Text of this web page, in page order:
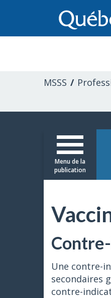
au
contenu
MSSS
Menu de la
publication
Une contre-
secondaires
contre-